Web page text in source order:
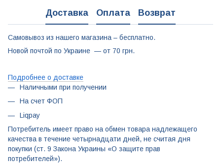
Доставка Оплата Возврат
Самовывоз из нашего магазина – бесплатно.
Новой почтой по Украине — от 70 грн.
Подробнее о доставке
Наличными при получении
На счет ФОП
Liqpay
Потребитель имеет право на обмен товара надлежащего
качества в течение четырнадцати дней, не считая дня
покупки (ст. 9 Закона Украины «О защите прав
потребителей»).